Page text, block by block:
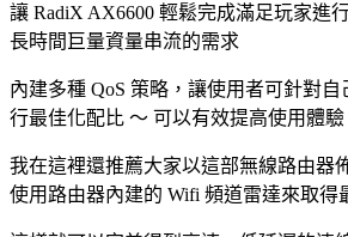
讓 RadiX AX6600 輕鬆完成滿足玩家進
長時間巨量資量串流的需求
內建多種 QoS 策略，讓使用者可針對
行最佳化配比 ～ 可以有效提高使用體驗
我在這裡還推薦大家以這部無線路由器
使用路由器內建的 Wifi 頻道雷達來取得